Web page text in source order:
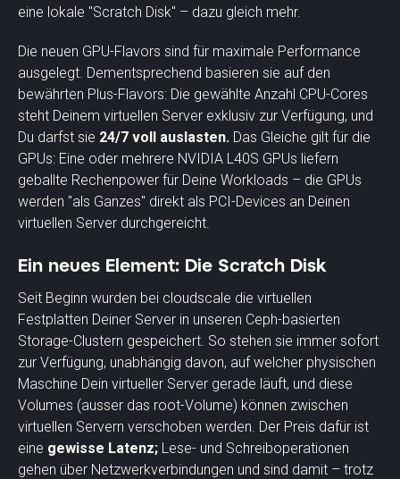
eine lokale "Scratch Disk" – dazu gleich mehr.
Die neuen GPU-Flavors sind für maximale Performance
ausgelegt. Dementsprechend basieren sie auf den
bewährten Plus-Flavors: Die gewählte Anzahl CPU-Cores
steht Deinem virtuellen Server exklusiv zur Verfügung, und
Du darfst sie 24/7 voll auslasten. Das Gleiche gilt für die
GPUs: Eine oder mehrere NVIDIA L40S GPUs liefern
geballte Rechenpower für Deine Workloads – die GPUs
werden "als Ganzes" direkt als PCI-Devices an Deinen
virtuellen Server durchgereicht.
Ein neues Element: Die Scratch Disk
Seit Beginn wurden bei cloudscale die virtuellen
Festplatten Deiner Server in unseren Ceph-basierten
Storage-Clustern gespeichert. So stehen sie immer sofort
zur Verfügung, unabhängig davon, auf welcher physischen
Maschine Dein virtueller Server gerade läuft, und diese
Volumes (ausser das root-Volume) können zwischen
virtuellen Servern verschoben werden. Der Preis dafür ist
eine gewisse Latenz; Lese- und Schreiboperationen
gehen über Netzwerkverbindungen und sind damit – trotz